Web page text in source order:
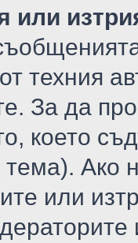
или
техния
За да
което
Ако
или